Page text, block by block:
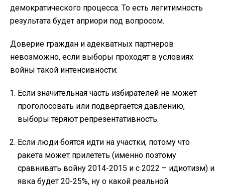
демократического процесса. То есть легитимность
результата будет априори под вопросом.
Доверие граждан и адекватных партнеров
невозможно, если выборы проходят в условиях
войны такой интенсивности:
Если значительная часть избирателей не может
проголосовать или подвергается давлению,
выборы теряют репрезентативность.
Если люди боятся идти на участки, потому что
ракета может прилететь (именно поэтому
сравнивать войну 2014-2015 и с 2022 – идиотизм) и
явка будет 20-25%, ну о какой реальной